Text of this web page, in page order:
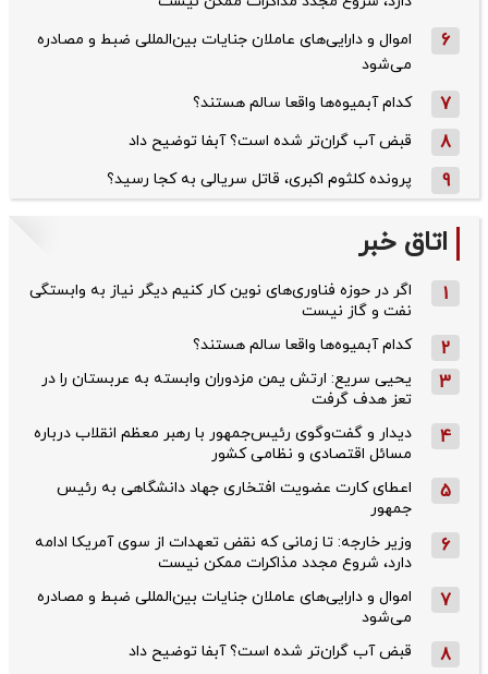
6
اموال و دارایی‌های عاملان جنایات بین‌المللی ضبط و مصادره
می‌شود
7 کدام آبمیوه‌ها واقعا سالم هستند؟
8 قبض آب گران‌تر شده است؟ آبفا توضیح داد
9 پرونده کلثوم اکبری، قاتل سریالی به کجا رسید؟
اتاق خبر
1
اگر در حوزه فناوری‌های نوین کار کنیم دیگر نیاز به وابستگی
نفت و گاز نیست
2 کدام آبمیوه‌ها واقعا سالم هستند؟
3
یحیی سریع: ارتش یمن مزدوران وابسته به عربستان را در
تعز هدف گرفت
4
دیدار و گفت‌وگوی رئیس‌جمهور با رهبر معظم انقلاب درباره
مسائل اقتصادی و نظامی کشور
5
اعطای کارت عضویت افتخاری جهاد دانشگاهی به رئیس‌
جمهور
6
وزیر خارجه: تا زمانی که نقض تعهدات از سوی آمریکا ادامه
دارد، شروع مجدد مذاکرات ممکن نیست
7
اموال و دارایی‌های عاملان جنایات بین‌المللی ضبط و مصادره
می‌شود
8 قبض آب گران‌تر شده است؟ آبفا توضیح داد